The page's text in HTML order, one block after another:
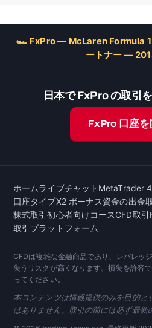
🏎 FxPro — McLaren Formula 1
ートナー —
日本で FxPro の取引
FxPro 口座
ホームライブチャット MetaTrader 4
口座タイプX2 ボーナス資金の出金
株式取引初心者向けコースCFD取引
取引プラットフォーム
CFDは複雑な金融商品であり、レバレッ
失うリスクが高くなります。損失を許容
ってください。
本コンテンツは情報提供のみを目的と
はありません。取引の前には必ず最新